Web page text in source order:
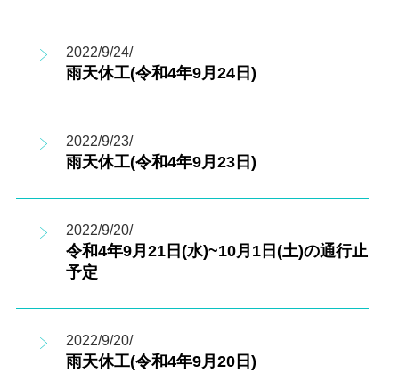
2022/9/24/
雨天休工(令和4年9月24日)
2022/9/23/
雨天休工(令和4年9月23日)
2022/9/20/
令和4年9月21日(水)~10月1日(土)の通行止
予定
2022/9/20/
雨天休工(令和4年9月20日)